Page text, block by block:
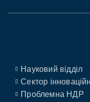
Науковий відділ
Сектор
Проблемна НДР